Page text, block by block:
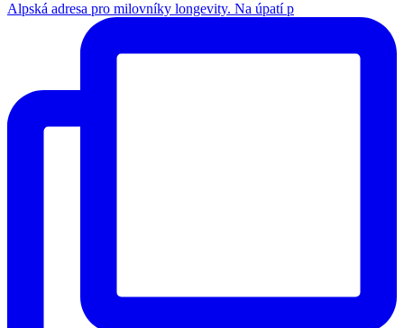
Alpská adresa pro milovníky longevity. Na úpatí p